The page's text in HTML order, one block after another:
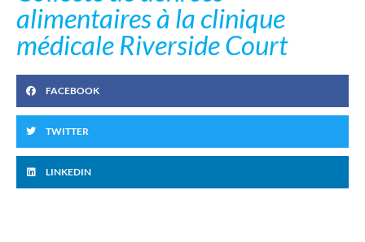
alimentaires à la clinique
médicale Riverside Court
FACEBOOK
TWITTER
LINKEDIN